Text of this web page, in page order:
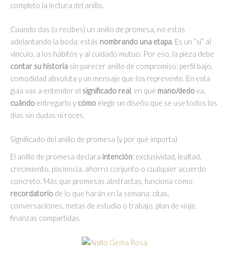
completo la lectura del anillo.
Cuando das (o recibes) un anillo de promesa, no estás
adelantando la boda: estás nombrando una etapa. Es un “sí” al
vínculo, a los hábitos y al cuidado mutuo. Por eso, la pieza debe
contar su historia sin parecer anillo de compromiso: perfil bajo,
comodidad absoluta y un mensaje que los represente. En esta
guía vas a entender el significado real, en qué mano/dedova,
cuándo entregarlo y cómo elegir un diseño que se use todos los
días sin dudas ni roces.
Significado del anillo de promesa (y por qué importa)
El anillo de promesa declara intención: exclusividad, lealtad,
crecimiento, paciencia, ahorro conjunto o cualquier acuerdo
concreto. Más que promesas abstractas, funciona como
recordatorio de lo que harán en la semana: citas,
conversaciones, metas de estudio o trabajo, plan de viaje,
finanzas compartidas.